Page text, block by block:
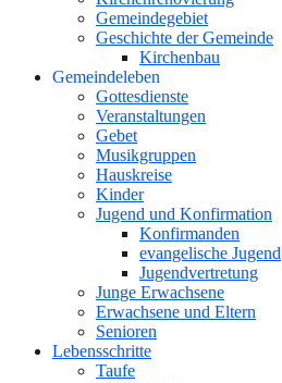
Gemeindegebiet
Geschichte der Gemeinde
Kirchenbau
Gemeindeleben
Gottesdienste
Veranstaltungen
Gebet
Musikgruppen
Hauskreise
Kinder
Jugend und Konfirmation
Konfirmanden
evangelische Jugend
Jugendvertretung
Junge Erwachsene
Erwachsene und Eltern
Senioren
Lebensschritte
Taufe